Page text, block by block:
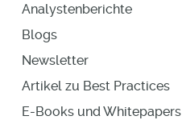
Analystenberichte
Blogs
Newsletter
Artikel zu Best Practices
E-Books und Whitepapers